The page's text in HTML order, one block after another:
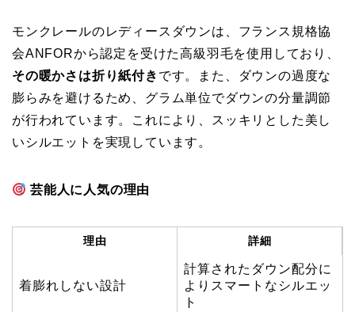
モンクレールのレディースダウンは、フランス規格協
会ANFORから認定を受けた高級羽毛を使用しており、
その暖かさは折り紙付き です。また、ダウンの過度な
膨らみを避けるため、グラム単位でダウンの分量調節
が行われています。これにより、スッキリとした美し
いシルエットを実現しています。
芸能人に人気の理由
理由 詳細
着膨れしない設計
計算されたダウン配分に
よりスマートなシルエッ
ト